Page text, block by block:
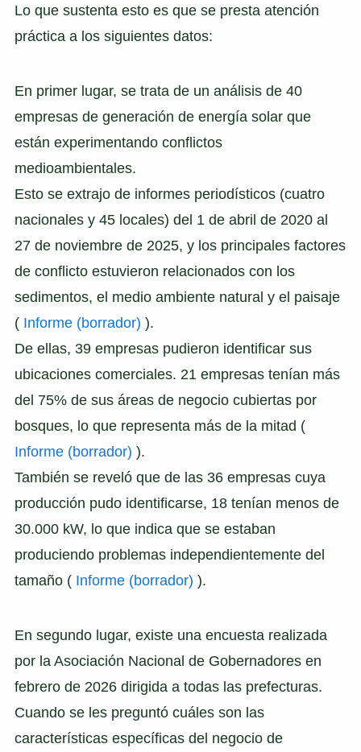
Lo que sustenta esto es que se presta atención
práctica a los siguientes datos:
En primer lugar, se trata de un análisis de 40
empresas de generación de energía solar que
están experimentando conflictos
medioambientales.
Esto se extrajo de informes periodísticos (cuatro
nacionales y 45 locales) del 1 de abril de 2020 al
27 de noviembre de 2025, y los principales factores
de conflicto estuvieron relacionados con los
sedimentos, el medio ambiente natural y el paisaje
( Informe (borrador) ).
De ellas, 39 empresas pudieron identificar sus
ubicaciones comerciales. 21 empresas tenían más
del 75% de sus áreas de negocio cubiertas por
bosques, lo que representa más de la mitad (
Informe (borrador) ).
También se reveló que de las 36 empresas cuya
producción pudo identificarse, 18 tenían menos de
30.000 kW, lo que indica que se estaban
produciendo problemas independientemente del
tamaño ( Informe (borrador) ).
En segundo lugar, existe una encuesta realizada
por la Asociación Nacional de Gobernadores en
febrero de 2026 dirigida a todas las prefecturas.
Cuando se les preguntó cuáles son las
características específicas del negocio de